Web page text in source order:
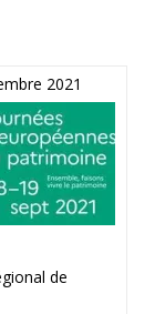
2021
de